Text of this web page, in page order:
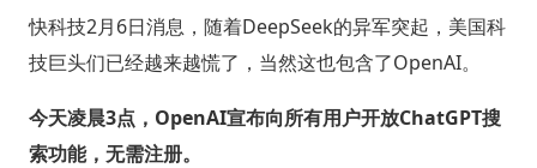
快科技2月6日消息，随着DeepSeek的异军突起，美国科
技巨头们已经越来越慌了，当然这也包含了OpenAI。
今天凌晨3点，OpenAI宣布向所有用户开放ChatGPT搜
索功能，无需注册。